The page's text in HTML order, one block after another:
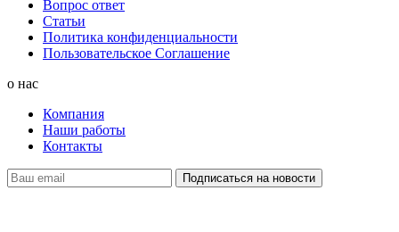
Вопрос ответ
Статьи
Политика конфиденциальности
Пользовательское Соглашение
о нас
Компания
Наши работы
Контакты